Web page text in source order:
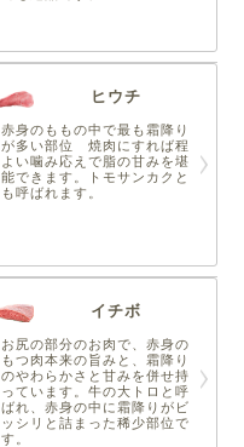
ヒウチ
赤身のももの中で最も霜降り
が多い部位 焼肉にすれば程
よい噛み応えで脂の甘みを堪
能できます。トモサンカクと
も呼ばれます。
イチボ
お尻の部分のお肉で、赤身の
もつ肉本来の旨みと、霜降り
のやわらかさと甘みを併せ持
っています。牛の大トロと呼
ばれ、赤身の中に霜降りがビ
ッシリと詰まった稀少部位で
す。